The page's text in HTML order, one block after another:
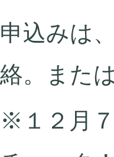
申込みは
絡。また
※１２月